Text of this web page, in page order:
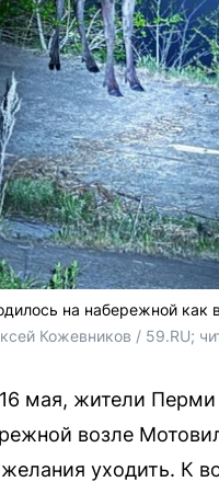
на набережной
Кожевников / 59.RU;
мая, жители
возле
уходить. К